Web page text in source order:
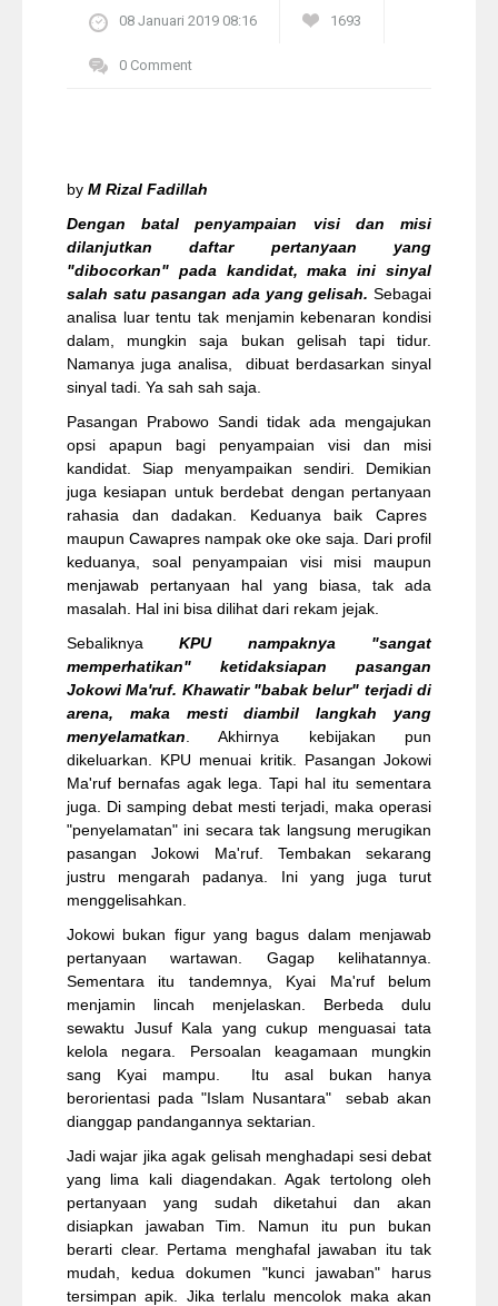
Download
08 Januari 2019 08:16 1693
0 Comment
by M Rizal Fadillah
Dengan batal penyampaian visi dan misi
dilanjutkan daftar pertanyaan yang
"dibocorkan" pada kandidat, maka ini sinyal
salah satu pasangan ada yang gelisah. Sebagai
analisa luar tentu tak menjamin kebenaran kondisi
dalam, mungkin saja bukan gelisah tapi tidur.
Namanya juga analisa, dibuat berdasarkan sinyal
sinyal tadi. Ya sah sah saja.
Pasangan Prabowo Sandi tidak ada mengajukan
opsi apapun bagi penyampaian visi dan misi
kandidat. Siap menyampaikan sendiri. Demikian
juga kesiapan untuk berdebat dengan pertanyaan
rahasia dan dadakan. Keduanya baik Capres
maupun Cawapres nampak oke oke saja. Dari profil
keduanya, soal penyampaian visi misi maupun
menjawab pertanyaan hal yang biasa, tak ada
masalah. Hal ini bisa dilihat dari rekam jejak.
SebaliknyaKPU nampaknya "sangat
memperhatikan" ketidaksiapan pasangan
Jokowi Ma'ruf. Khawatir "babak belur" terjadi di
arena, maka mesti diambil langkah yang
menyelamatkan . Akhirnya kebijakan pun
dikeluarkan. KPU menuai kritik. Pasangan Jokowi
Ma'ruf bernafas agak lega. Tapi hal itu sementara
juga. Di samping debat mesti terjadi, maka operasi
"penyelamatan" ini secara tak langsung merugikan
pasangan Jokowi Ma'ruf. Tembakan sekarang
justru mengarah padanya. Ini yang juga turut
menggelisahkan.
Jokowi bukan figur yang bagus dalam menjawab
pertanyaan wartawan. Gagap kelihatannya.
Sementara itu tandemnya, Kyai Ma'ruf belum
menjamin lincah menjelaskan. Berbeda dulu
sewaktu Jusuf Kala yang cukup menguasai tata
kelola negara. Persoalan keagamaan mungkin
sang Kyai mampu. Itu asal bukan hanya
berorientasi pada "Islam Nusantara" sebab akan
dianggap pandangannya sektarian.
Jadi wajar jika agak gelisah menghadapi sesi debat
yang lima kali diagendakan. Agak tertolong oleh
pertanyaan yang sudah diketahui dan akan
disiapkan jawaban Tim. Namun itu pun bukan
berarti clear. Pertama menghafal jawaban itu tak
mudah, kedua dokumen "kunci jawaban" harus
tersimpan apik. Jika terlalu mencolok maka akan